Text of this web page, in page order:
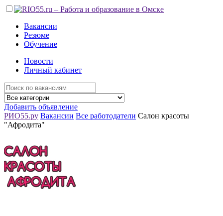
Вакансии
Резюме
Обучение
Новости
Личный кабинет
Добавить объявление
РИО55.ру Вакансии Все работодатели Салон красоты
"Афродита"